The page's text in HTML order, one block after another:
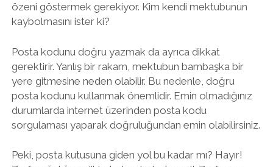
özeni göstermek gerekiyor. Kim kendi mektubunun
kaybolmasını ister ki?
Posta kodunu doğru yazmak da ayrıca dikkat
gerektirir. Yanlış bir rakam, mektubun bambaşka bir
yere gitmesine neden olabilir. Bu nedenle, doğru
posta kodunu kullanmak önemlidir. Emin olmadığınız
durumlarda internet üzerinden posta kodu
sorgulaması yaparak doğruluğundan emin olabilirsiniz.
Peki, posta kutusuna giden yol bu kadar mı? Hayır!